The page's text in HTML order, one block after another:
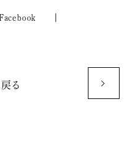
Facebook
る